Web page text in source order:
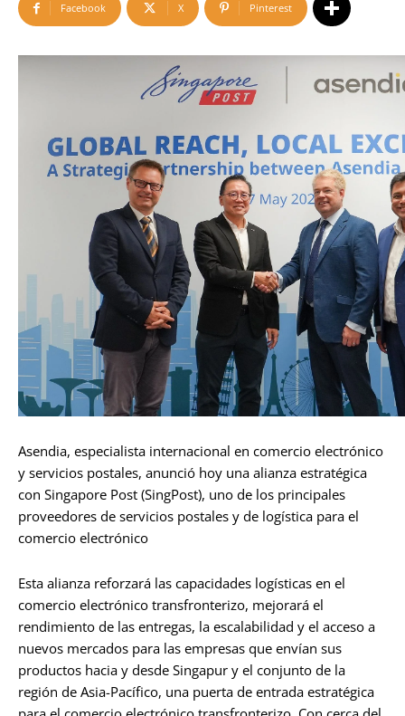
Facebook X Pinterest
Asendia, especialista internacional en comercio electrónico
y servicios postales, anunció hoy una alianza estratégica
con Singapore Post (SingPost), uno de los principales
proveedores de servicios postales y de logística para el
comercio electrónico
Esta alianza reforzará las capacidades logísticas en el
comercio electrónico transfronterizo, mejorará el
rendimiento de las entregas, la escalabilidad y el acceso a
nuevos mercados para las empresas que envían sus
productos hacia y desde Singapur y el conjunto de la
región de Asia-Pacífico, una puerta de entrada estratégica